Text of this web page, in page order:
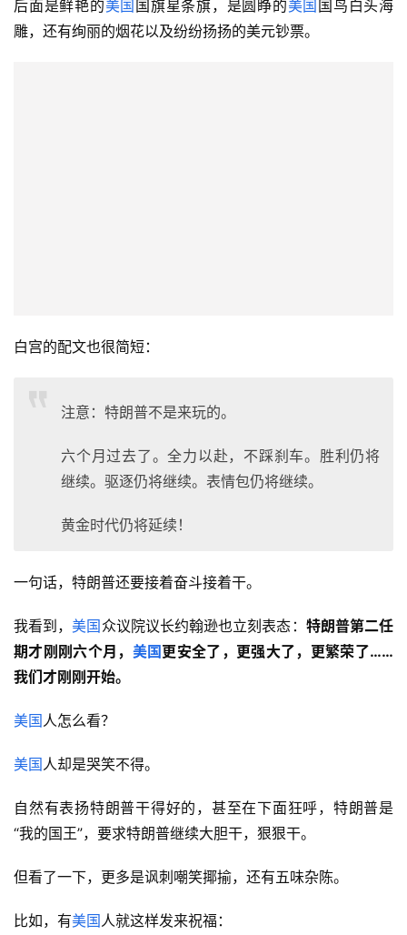
后面是鲜艳的美国 国旗星条旗，是圆睁的美国 国鸟白头海
雕，还有绚丽的烟花以及纷纷扬扬的美元钞票。
白宫的配文也很简短：
注意：特朗普不是来玩的。
六个月过去了。全力以赴，不踩刹车。胜利仍将
继续。驱逐仍将继续。表情包仍将继续。
黄金时代仍将延续！
一句话，特朗普还要接着奋斗接着干。
我看到，美国众议院议长约翰逊也立刻表态： 特朗普第二任
期才刚刚六个月， 美国更安全了，更强大了，更繁荣了……
我们才刚刚开始。
美国人怎么看？
美国人却是哭笑不得。
自然有表扬特朗普干得好的，甚至在下面狂呼，特朗普是
“我的国王”，要求特朗普继续大胆干，狠狠干。
但看了一下，更多是讽刺嘲笑揶揄，还有五味杂陈。
比如，有美国人就这样发来祝福：